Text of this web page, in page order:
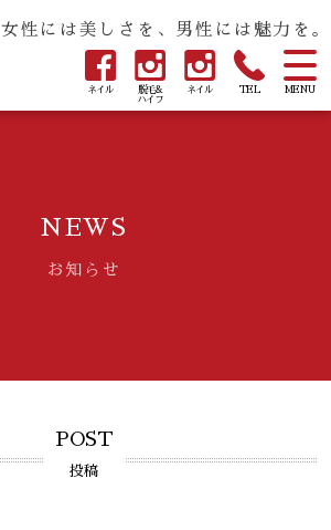
MENU
TEL
脱毛&
ハイフ
ネイル
ネイル
女性には美しさを、男性には魅力を。
NEWS
お知らせ
POST
投稿